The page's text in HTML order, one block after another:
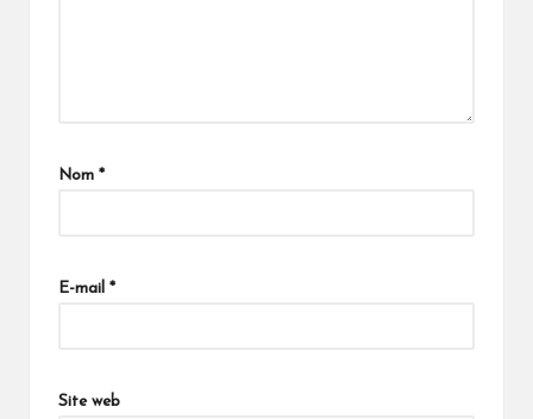
Nom *
E-mail *
Site web